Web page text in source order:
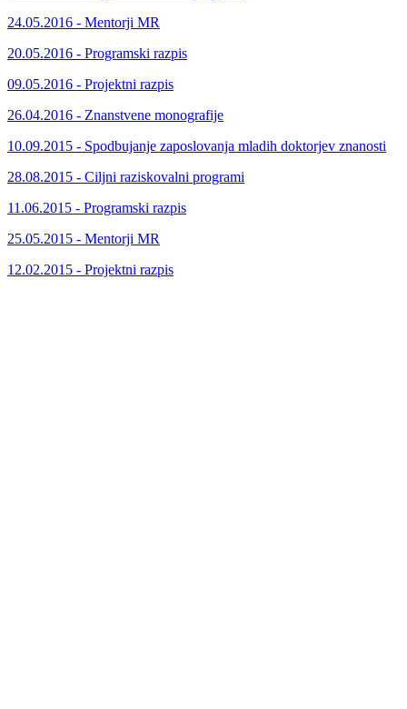
24.05.2016 - Mentorji MR
20.05.2016 - Programski razpis
09.05.2016 - Projektni razpis
26.04.2016 - Znanstvene monografije
10.09.2015 - Spodbujanje zaposlovanja mladih doktorjev znanosti
28.08.2015 - Ciljni raziskovalni programi
11.06.2015 - Programski razpis
25.05.2015 - Mentorji MR
12.02.2015 - Projektni razpis